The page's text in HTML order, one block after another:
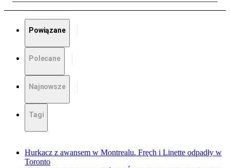
Powiązane
Polecane
Najnowsze
Tagi
Hurkacz z awansem w Montrealu. Fręch i Linette odpadły w
Toronto